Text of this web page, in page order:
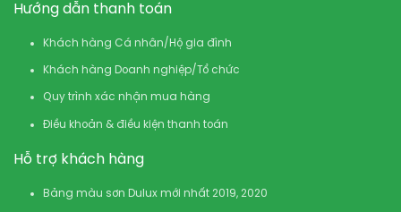
Hướng dẫn thanh toán
Khách hàng Cá nhân/Hộ gia đình
Khách hàng Doanh nghiệp/Tổ chức
Quy trình xác nhận mua hàng
Điều khoản & điều kiện thanh toán
Hỗ trợ khách hàng
Bảng màu sơn Dulux mới nhất 2019, 2020